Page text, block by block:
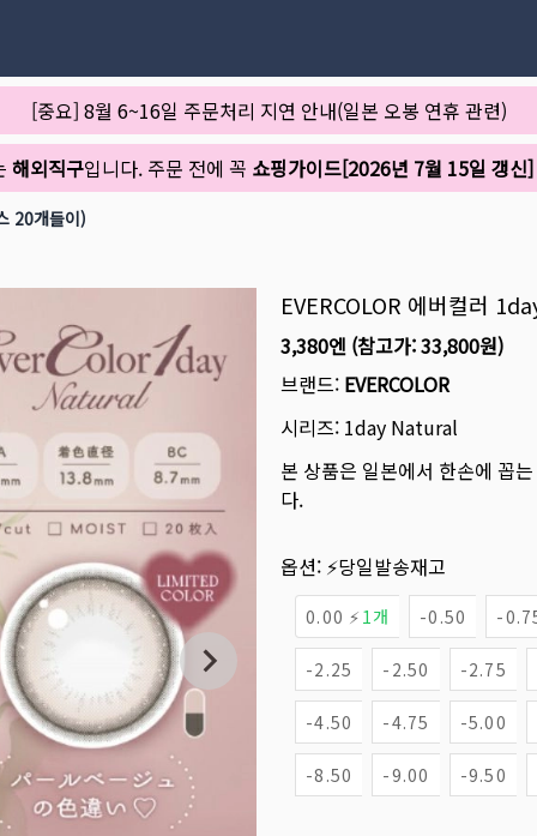
[중요] 8월 6~16일 주문처리 지연 안내(일본 오봉 연휴 관련)
해외직구입니다. 주문 전에 꼭 쇼핑가이드[2026년 7월 15일 갱신]
20개들이)
EVERCOLOR 에버컬러
3,380엔 (참고가:33,800원)
브랜드: EVERCOLOR
시리즈: 1day Natural
본 상품은 일본에서 한손에 꼽
다.
옵션: ⚡당일발송재고
0.00 ⚡ 1개 -0.50 -
-2.25 -2.50 -2.75
-4.50 -4.75 -5.00
-8.50 -9.00 -9.50